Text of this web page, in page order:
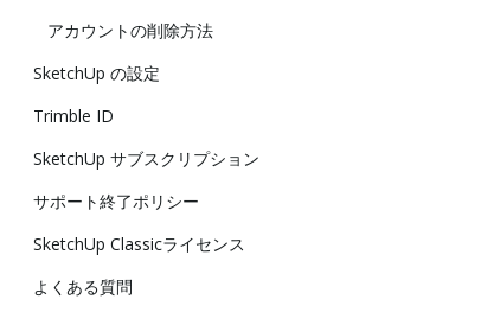
アカウントの削除方法
SketchUp の設定
Trimble ID
SketchUp サブスクリプション
サポート終了ポリシー
SketchUp Classicライセンス
よくある質問